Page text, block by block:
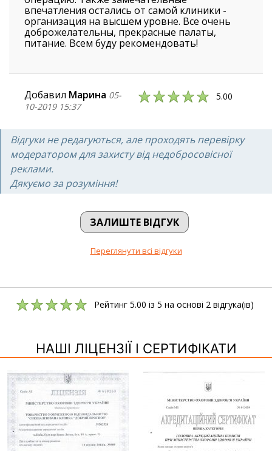
впечатления остались от самой клиники -
организация на высшем уровне. Все очень
доброжелательны, прекрасные палаты,
питание. Всем буду рекомендовать!
5.00
Добавил Марина 05-
10-2019 15:37
персонал. Особлива подяка Миргородській
Аліні Сергіївні, Авериній Ганні Олександрівні -
це професіонали своєї справи. Рекомендую
Відгуки не редагуються, але проходять перевірку
модератором для захисту від недобросовісної
реклами.
Дякуємо за розуміння!
ЗАЛИШТЕ ВІДГУК
Переглянути всі відгуки
Рейтинг 5.00 із 5 на основі 2 відгука(ів)
НАШІ ЛІЦЕНЗІЇ І СЕРТИФІКАТИ